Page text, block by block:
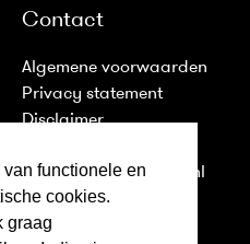
functionele en
cookies.
graag
Contact
Algemene voorwaarden
Privacy statement
Disclaimer
2011-2026 © ditismbo.nl
Inloggen